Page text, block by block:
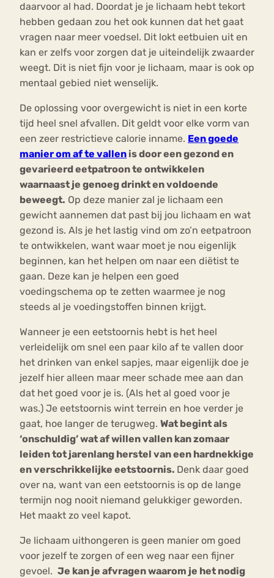
daarvoor al had. Doordat je je lichaam hebt tekort
hebben gedaan zou het ook kunnen dat het gaat
vragen naar meer voedsel. Dit lokt eetbuien uit en
kan er zelfs voor zorgen dat je uiteindelijk zwaarder
weegt. Dit is niet fijn voor je lichaam, maar is ook op
mentaal gebied niet wenselijk.
De oplossing voor overgewicht is niet in een korte
tijd heel snel afvallen. Dit geldt voor elke vorm van
een zeer restrictieve calorie inname. Een goede
manier om af te vallen is door een gezond en
gevarieerd eetpatroon te ontwikkelen
waarnaast je genoeg drinkt en voldoende
beweegt. Op deze manier zal je lichaam een
gewicht aannemen dat past bij jou lichaam en wat
gezond is. Als je het lastig vind om zo’n eetpatroon
te ontwikkelen, want waar moet je nou eigenlijk
beginnen, kan het helpen om naar een diëtist te
gaan. Deze kan je helpen een goed
voedingschema op te zetten waarmee je nog
steeds al je voedingstoffen binnen krijgt.
Wanneer je een eetstoornis hebt is het heel
verleidelijk om snel een paar kilo af te vallen door
het drinken van enkel sapjes, maar eigenlijk doe je
jezelf hier alleen maar meer schade mee aan dan
dat het goed voor je is. (Als het al goed voor je
was.) Je eetstoornis wint terrein en hoe verder je
gaat, hoe langer de terugweg. Wat begint als
‘onschuldig’ wat af willen vallen kan zomaar
leiden tot jarenlang herstel van een hardnekkige
en verschrikkelijke eetstoornis. Denk daar goed
over na, want van een eetstoornis is op de lange
termijn nog nooit niemand gelukkiger geworden.
Het maakt zo veel kapot.
Je lichaam uithongeren is geen manier om goed
voor jezelf te zorgen of een weg naar een fijner
gevoel. Je kan je afvragen waarom je het nodig